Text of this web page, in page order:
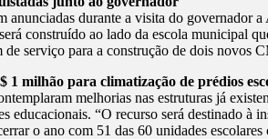
anunciadas durante a visita do governador
construído ao lado da escola municipal
serviço para a construção de dois novos
1 milhão para climatização de prédios
melhorias nas estruturas já
educacionais. “O recurso será destinado à
o ano com 51 das 60 unidades